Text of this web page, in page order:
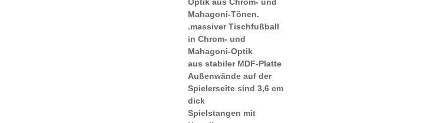
Mahagoni-Tönen.
.massiver Tischfußball
in Chrom- und
Mahagoni-Optik
aus stabiler MDF-Platte
Außenwände auf der
Spielerseite sind 3,6 cm
dick
Spielstangen mit